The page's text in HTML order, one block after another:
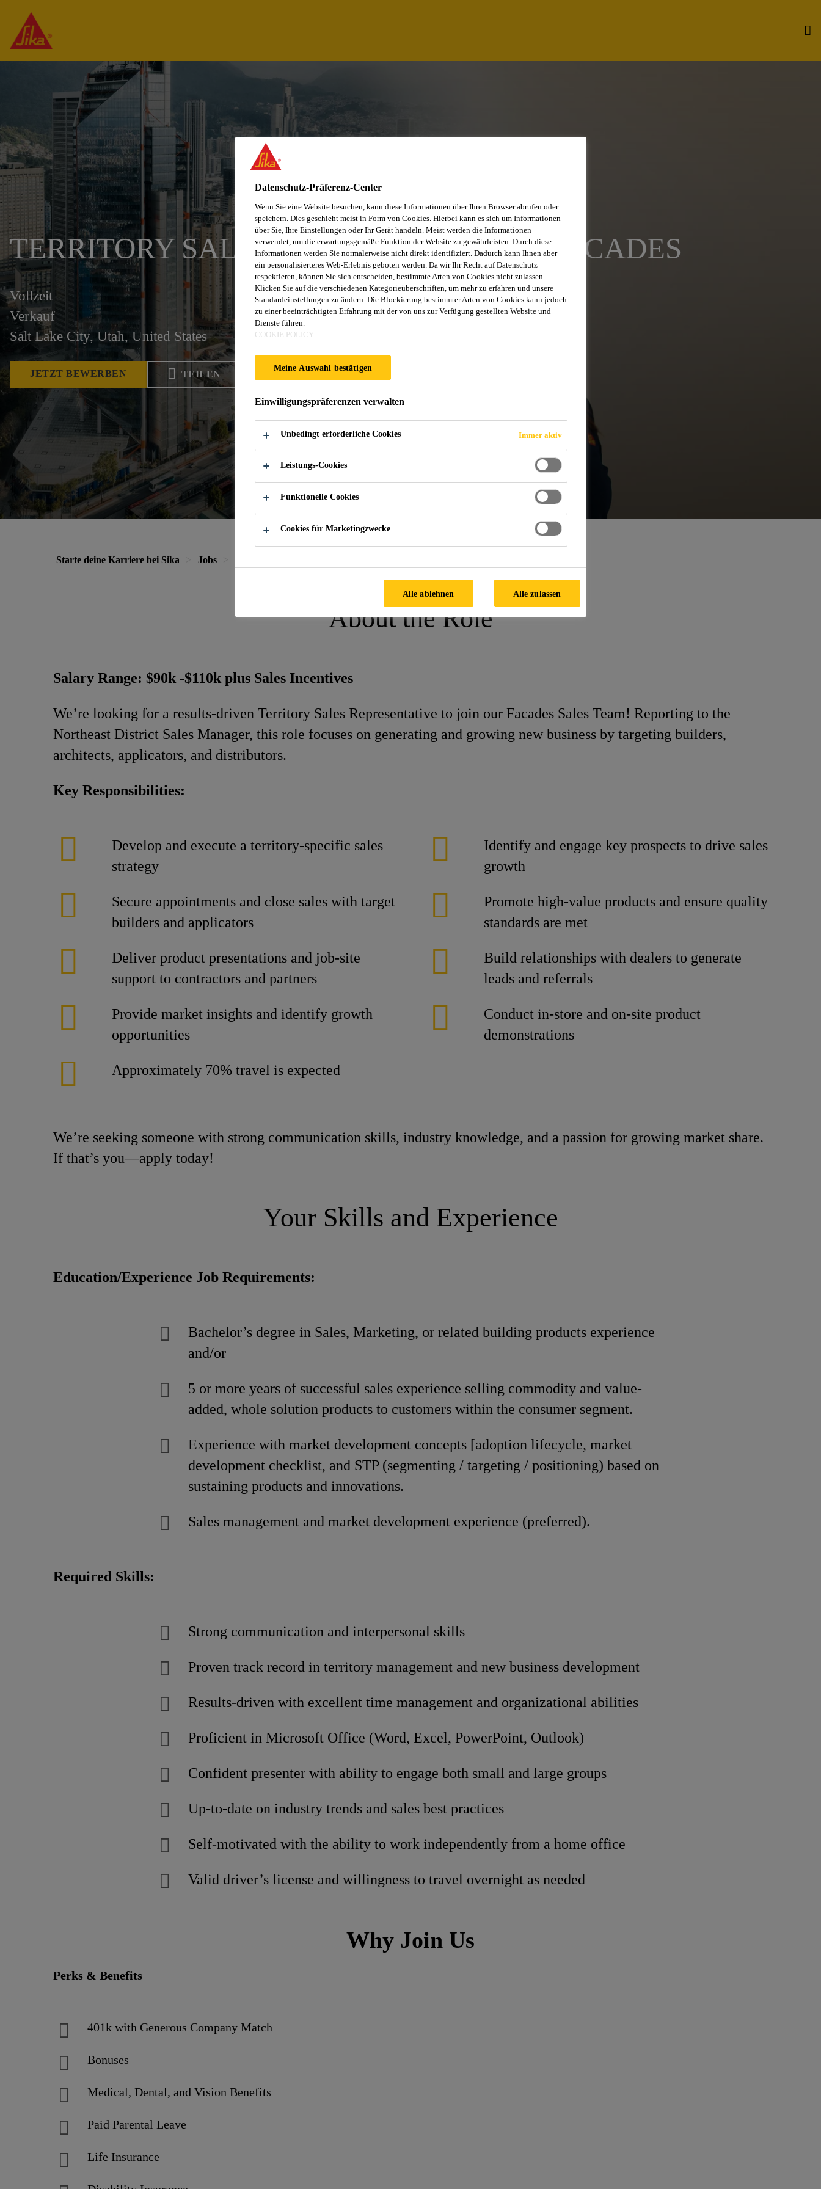
TERRITORY SALES REPRESENTATIVE -FACADES
Vollzeit
Verkauf
Salt Lake City, Utah, United States
JETZT BEWERBEN TEILEN
Starte deine Karriere bei Sika Jobs
About the Role
Salary Range: $90k -$110k plus Sales Incentives
We’re looking for a results-driven Territory Sales Representative to join our Facades Sales Team! Reporting to the
Northeast District Sales Manager, this role focuses on generating and growing new business by targeting builders,
architects, applicators, and distributors.
Key Responsibilities:
Develop and execute a territory-specific sales
strategy
Identify and engage key prospects to drive sales
growth
Secure appointments and close sales with target
builders and applicators
Promote high-value products and ensure quality
standards are met
Deliver product presentations and job-site
support to contractors and partners
Build relationships with dealers to generate
leads and referrals
Provide market insights and identify growth
opportunities
Conduct in-store and on-site product
demonstrations
Approximately 70% travel is expected
We’re seeking someone with strong communication skills, industry knowledge, and a passion for growing market share.
If that’s you—apply today!
Your Skills and Experience
Education/Experience Job Requirements:
Bachelor’s degree in Sales, Marketing, or related building products experience
and/or
5 or more years of successful sales experience selling commodity and value-
added, whole solution products to customers within the consumer segment.
Experience with market development concepts [adoption lifecycle, market
development checklist, and STP (segmenting / targeting / positioning) based on
sustaining products and innovations.
Sales management and market development experience (preferred).
Required Skills:
Strong communication and interpersonal skills
Proven track record in territory management and new business development
Results-driven with excellent time management and organizational abilities
Proficient in Microsoft Office (Word, Excel, PowerPoint, Outlook)
Confident presenter with ability to engage both small and large groups
Up-to-date on industry trends and sales best practices
Self-motivated with the ability to work independently from a home office
Valid driver’s license and willingness to travel overnight as needed
Why Join Us
Perks & Benefits
401k with Generous Company Match
Bonuses
Medical, Dental, and Vision Benefits
Paid Parental Leave
Life Insurance
Datenschutz-Präferenz-Center
Wenn Sie eine Website besuchen, kann diese Informationen über Ihren Browser abrufen oder
speichern. Dies geschieht meist in Form von Cookies. Hierbei kann es sich um Informationen
über Sie, Ihre Einstellungen oder Ihr Gerät handeln. Meist werden die Informationen
verwendet, um die erwartungsgemäße Funktion der Website zu gewährleisten. Durch diese
Informationen werden Sie normalerweise nicht direkt identifiziert. Dadurch kann Ihnen aber
ein personalisierteres Web-Erlebnis geboten werden. Da wir Ihr Recht auf Datenschutz
respektieren, können Sie sich entscheiden, bestimmte Arten von Cookies nicht zulassen.
Klicken Sie auf die verschiedenen Kategorieüberschriften, um mehr zu erfahren und unsere
Standardeinstellungen zu ändern. Die Blockierung bestimmter Arten von Cookies kann jedoch
zu einer beeinträchtigten Erfahrung mit der von uns zur Verfügung gestellten Website und
Dienste führen.
COOKIE POLICY
Meine Auswahl bestätigen
Einwilligungspräferenzen verwalten
Unbedingt erforderliche Cookies Immer aktiv
Leistungs-Cookies
Funktionelle Cookies
Cookies für Marketingzwecke
Alle ablehnen Alle zulassen